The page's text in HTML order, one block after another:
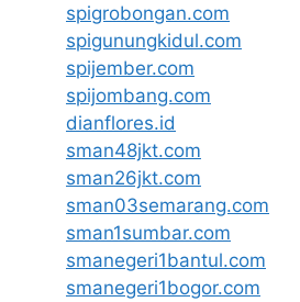
spigrobongan.com
spigunungkidul.com
spijember.com
spijombang.com
dianflores.id
sman48jkt.com
sman26jkt.com
sman03semarang.com
sman1sumbar.com
smanegeri1bantul.com
smanegeri1bogor.com